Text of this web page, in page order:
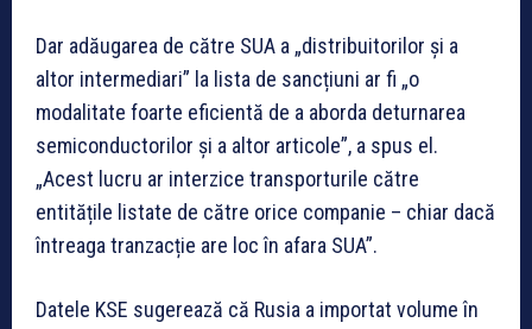
Dar adăugarea de către SUA a „distribuitorilor și a
altor intermediari” la lista de sancțiuni ar fi „o
modalitate foarte eficientă de a aborda deturnarea
semiconductorilor și a altor articole”, a spus el.
„Acest lucru ar interzice transporturile către
entitățile listate de către orice companie – chiar dacă
întreaga tranzacție are loc în afara SUA”.
Datele KSE sugerează că Rusia a importat volume în